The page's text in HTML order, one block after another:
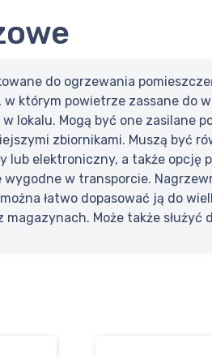
do ogrzewania
którym powietrze zassane do
lokalu. Mogą być one zasilane
zbiornikami. Muszą być
lub elektroniczny, a także
wygodne w transporcie.
łatwo dopasować ją do
Może także